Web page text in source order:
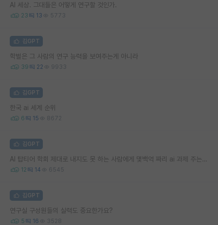
AI 세상. 그대들은 어떻게 연구할 것인가.
23 13 5773
김GPT
학벌은 그 사람의 연구 능력을 보여주는게 아니라
39 22 9933
김GPT
한국 ai 세계 순위
6 15 8672
김GPT
AI 탑티어 학회 제대로 내지도 못 하는 사람에게 몇백억 짜리 ai 과제 주는 사람은 뭔가 싶다
12 14 6545
김GPT
연구실 구성원들의 실력도 중요한가요?
5 16 3528